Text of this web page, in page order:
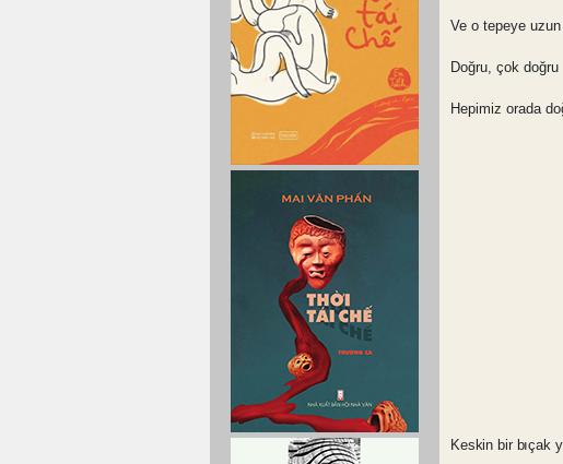
Ve o tepeye
Doğru, çok doğru
Hepimiz orada
Keskin bir bıçak